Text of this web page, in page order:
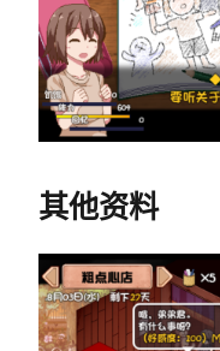
其他资料